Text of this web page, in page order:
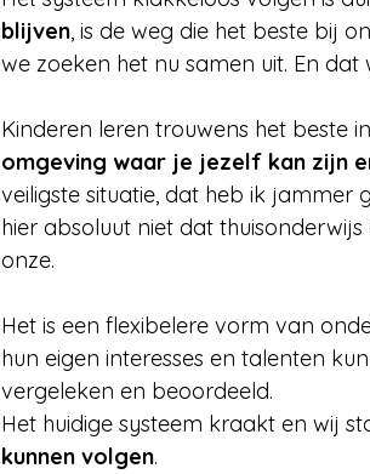
blijven, is de weg die het beste bij
we zoeken het nu samen uit. En dat
Kinderen leren trouwens het beste
omgeving waar je jezelf kan zijn
veiligste situatie, dat heb ik jammer
hier absoluut niet dat
onze.
Het is een flexibelere vorm van
hun eigen interesses en talenten
vergeleken en beoordeeld.
Het huidige systeem kraakt en wij
kunnen volgen.